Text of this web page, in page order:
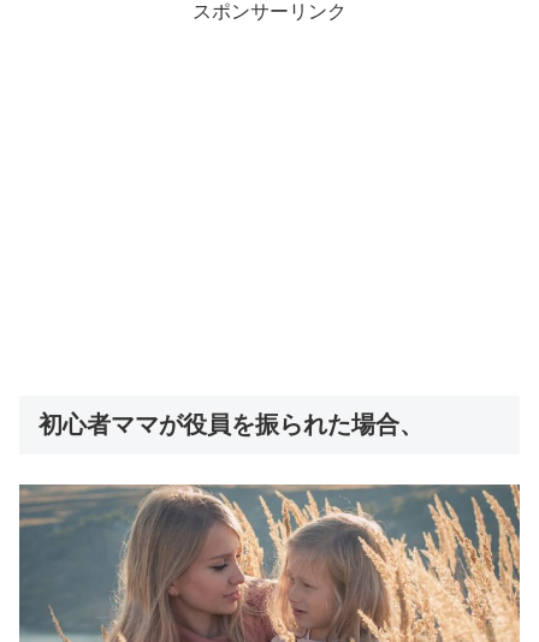
スポンサーリンク
初心者ママが役員を振られた場合、